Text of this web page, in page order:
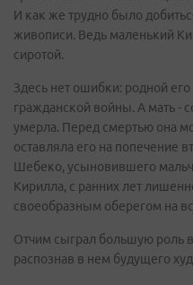
И как же трудно было
живописи. Ведь маленький
сиротой.
Здесь нет ошибки: родной
гражданской войны. А мать -
умерла. Перед смертью она
оставляла его на попечение
Шебеко, усыновившего
Кирилла, с ранних лет
своеобразным оберегом на
Отчим сыграл большую роль
распознав в нем будущего